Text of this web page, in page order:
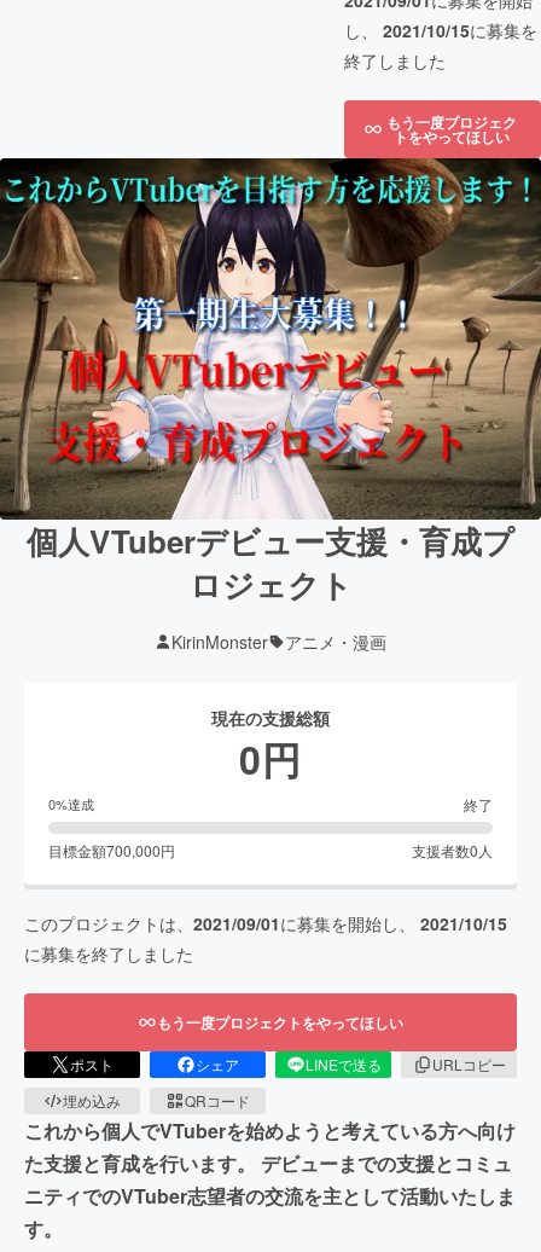
し、 2021/10/15に募集を
終了しました
もう一度プロジェク
トをやってほしい
個人VTuberデビュー支援・育成プ
ロジェクト
KirinMonster アニメ・漫画
現在の支援総額
0円
0%達成 終了
目標金額700,000円 支援者数0 人
このプロジェクトは、 2021/09/01に募集を開始し、 2021/10/15
に募集を終了しました
もう一度プロジェクトをやってほしい
ポスト シェア LINEで送る
URLコピー
埋め込み
QRコード
これから個人でVTuberを始めようと考えている方へ向け
た支援と育成を行います。 デビューまでの支援とコミュ
ニティでのVTuber志望者の交流を主として活動いたしま
す。